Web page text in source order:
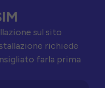
sul sito
richiede
farla prima